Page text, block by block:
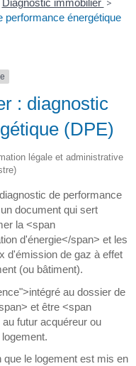
Diagnostic immobilier >
performance énergétique
: diagnostic
(DPE)
légale et administrative
de performance
document qui sert
la <span
d'énergie</span> et les
d'émission de gaz à effet
(ou bâtiment).
au dossier de
et être <span
futur acquéreur ou
que le logement est mis en